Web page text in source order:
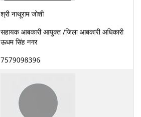
श्री नाथूराम जोशी
सहायक आबकारी आयुक्त /जिला आबकारी अधिकारी
ऊधम सिंह नगर
7579098396